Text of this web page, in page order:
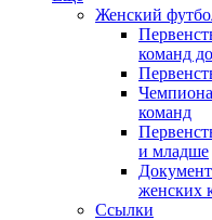
Женский
команд
команд
и младше
женских
Ссылки